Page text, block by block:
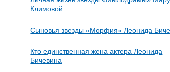
Климовой
Сыновья звезды «Морфия» Леонида
Кто единственная жена актера Леонида
Бичевина